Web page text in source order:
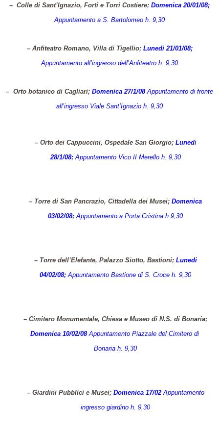
– Colle di Sant’Ignazio, Forti e Torri Costiere; Domenica 20/01/08;
Appuntamento a S. Bartolomeo h. 9,30
– Anfiteatro Romano, Villa di Tigellio; Lunedi 21/01/08;
Appuntamento all’ingresso dell’Anfiteatro h. 9,30
– Orto botanico di Cagliari; Domenica 27/1/08Appuntamento di fronte
all’ingresso Viale Sant’Ignazio h. 9,30
– Orto dei Cappuccini, Ospedale San Giorgio; Lunedi
28/1/08;Appuntamento Vico II Merello h. 9,30
– Torre di San Pancrazio, Cittadella dei Musei; Domenica
03/02/08; Appuntamento a Porta Cristina h 9,30
– Torre dell’Elefante, Palazzo Siotto, Bastioni; Lunedi
04/02/08; Appuntamento Bastione di S. Croce h. 9,30
– Cimitero Monumentale, Chiesa e Museo di N.S. di Bonaria;
Domenica 10/02/08Appuntamento Piazzale del Cimitero di
Bonaria h. 9,30
– Giardini Pubblici e Musei; Domenica 17/02 Appuntamento
ingresso giardino h. 9,30